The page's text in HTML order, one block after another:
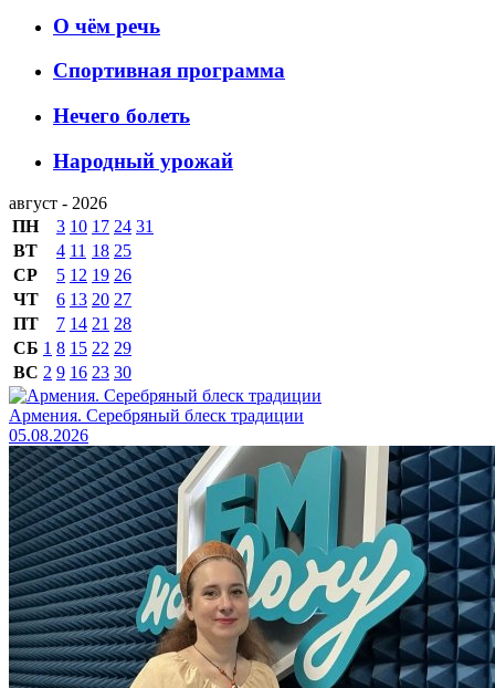
О чём речь
Спортивная программа
Нечего болеть
Народный урожай
август - 2026
ПН
3 10 17 24 31
ВТ
4 11 18 25
СР
5 12 19 26
ЧТ
6 13 20 27
ПТ
7 14 21 28
СБ 1 8 15 22 29
ВС 2 9 16 23 30
Армения. Серебряный блеск традиции
05.08.2026